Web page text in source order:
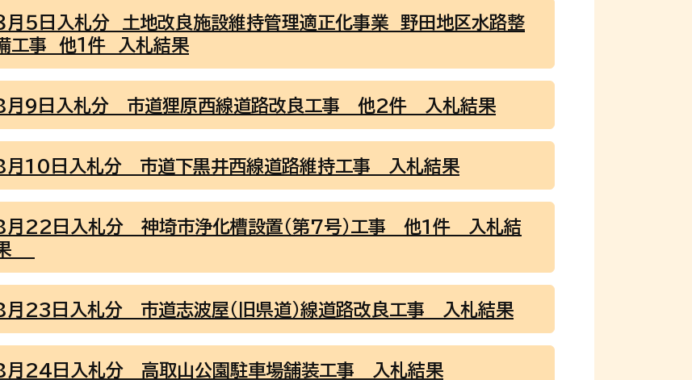
月５日入札分 土地改良施設維持管理適正化事業 野田地区水路整
工事 他１件 入札結果
月9日入札分 市道狸原西線道路改良工事 他2件 入札結果
月10日入札分 市道下黒井西線道路維持工事 入札結果
月22日入札分 神埼市浄化槽設置（第7号）工事 他1件 入札結
月23日入札分 市道志波屋（旧県道）線道路改良工事 入札結果
月24日入札分 高取山公園駐車場舗装工事 入札結果